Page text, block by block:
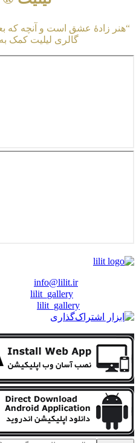
“هنر زادهٔ عشق است و آنچه که
گالری لیلیت کمک
info@lilit.ir
lilit_gallery
lilit_gallery